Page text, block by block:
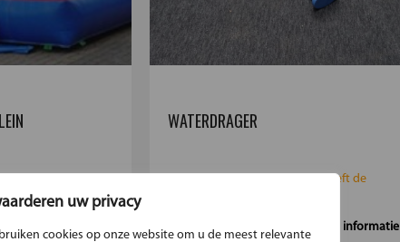
uw privacy
cookies op onze website om u de meest relevante
12x6
Meer informatie
WATERDRAGER
Wie kan er droog blijven wie heeft de
€11.95 Meer informatie